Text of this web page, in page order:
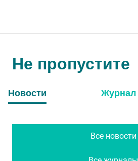
Не пропустите
Новости Журнал
Все новости